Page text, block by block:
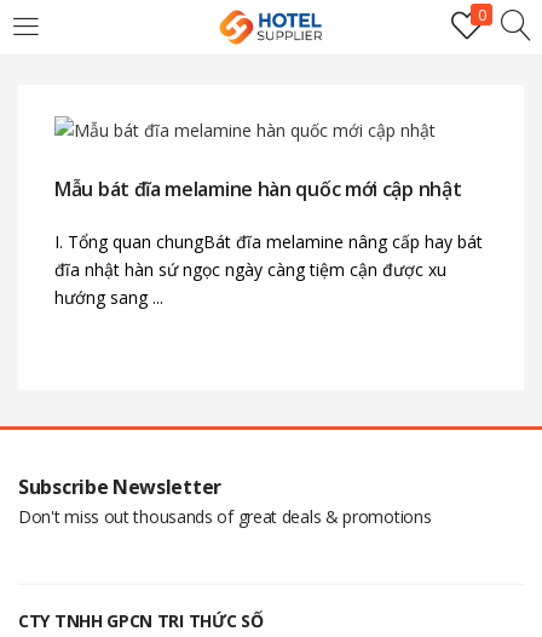
0
Enter your username and password to login.
Mẫu bát đĩa melamine hàn quốc mới cập nhật
I. Tổng quan chungBát đĩa melamine nâng cấp hay bát
đĩa nhật hàn sứ ngọc ngày càng tiệm cận được xu
hướng sang ...
Subscribe Newsletter
Don't miss out thousands of great deals & promotions
CTY TNHH GPCN TRI THỨC SỐ